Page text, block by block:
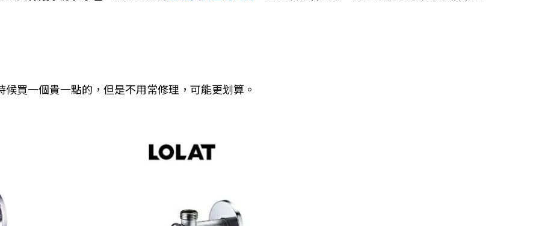
買一個貴一點的，但是不用常修理，可能更划算。